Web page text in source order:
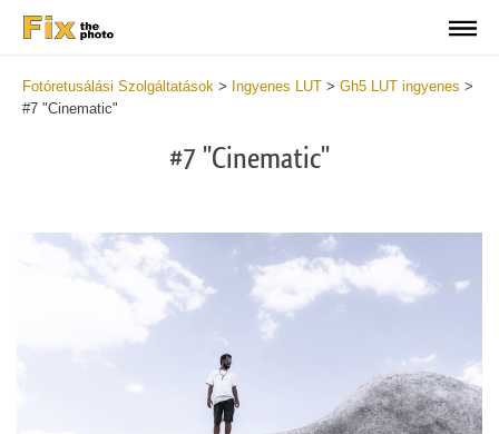
Fotóretusálási Szolgáltatások > Ingyenes LUT > Gh5 LUT ingyenes >
#7 "Cinematic"
#7 "Cinematic"